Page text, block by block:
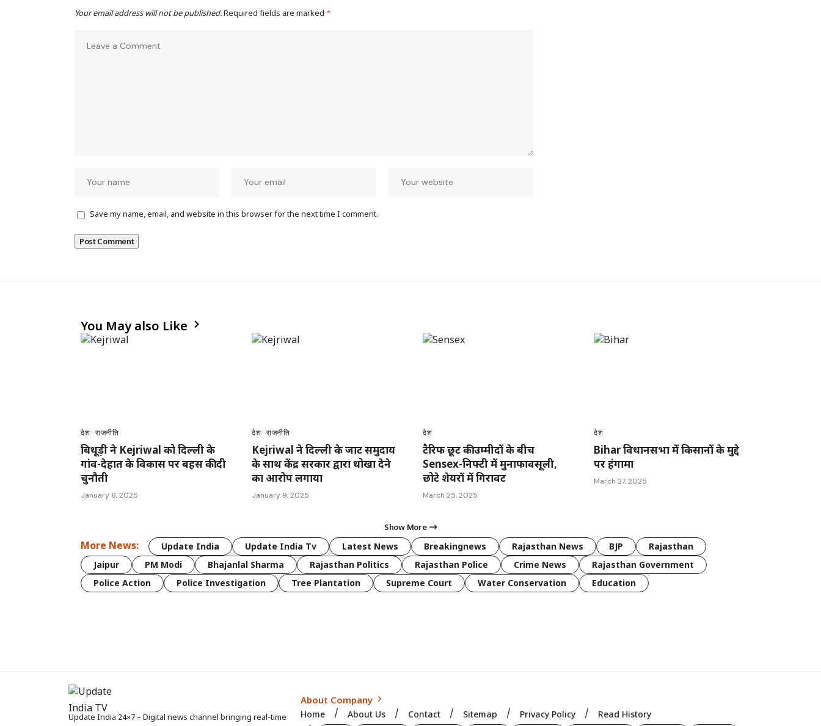
Your email address will not be published.Required fields are marked *
Save my name, email, and website in this browser for the next time I comment.
You May also Like
देश राजनीति
बिधूड़ी ने Kejriwal को दिल्ली के
गांव-देहात के विकास पर बहस की दी
चुनौती
January 6, 2025
देश राजनीति
Kejriwal ने दिल्ली के जाट समुदाय
के साथ केंद्र सरकार द्वारा धोखा देने
का आरोप लगाया
January 9, 2025
देश
टैरिफ छूट की उम्मीदों के बीच
Sensex-निफ्टी में मुनाफावसूली,
छोटे शेयरों में गिरावट
March 25, 2025
देश
Bihar विधानसभा में किसानों के मुद्दे
पर हंगामा
March 27, 2025
Show More
More News: Update India Update India Tv Latest News Breakingnews Rajasthan News BJP
Rajasthan
Jaipur
PM Modi Bhajanlal Sharma Rajasthan Politics Rajasthan Police Crime News
Rajasthan Government
Police Action
Police Investigation Tree Plantation Supreme Court Water Conservation Education
Update India 24×7 – Digital news channel bringing real-time
About Company
Home About Us Contact Sitemap Privacy Policy Read History